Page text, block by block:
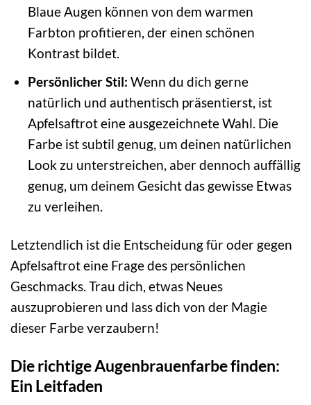
Blaue Augen können von dem warmen
Farbton profitieren, der einen schönen
Kontrast bildet.
Persönlicher Stil: Wenn du dich gerne
natürlich und authentisch präsentierst, ist
Apfelsaftrot eine ausgezeichnete Wahl. Die
Farbe ist subtil genug, um deinen natürlichen
Look zu unterstreichen, aber dennoch auffällig
genug, um deinem Gesicht das gewisse Etwas
zu verleihen.
Letztendlich ist die Entscheidung für oder gegen
Apfelsaftrot eine Frage des persönlichen
Geschmacks. Trau dich, etwas Neues
auszuprobieren und lass dich von der Magie
dieser Farbe verzaubern!
Die richtige Augenbrauenfarbe finden:
Ein Leitfaden